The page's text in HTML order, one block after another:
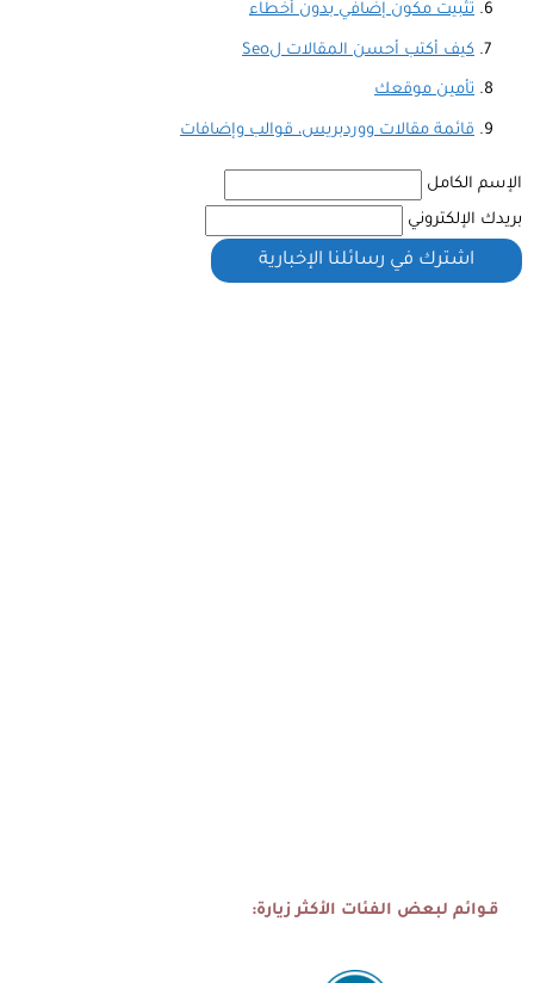
تثبيت مكون إضافي بدون أخطاء
كيف أكتب أحسن المقالات لSeo
تأمين موقعك
قائمة مقالات ووردبريس، قوالب وإضافات
الإسم الكامل
بريدك الإلكتروني
قـوائم لبعض الفئات الأكثر زيارة: